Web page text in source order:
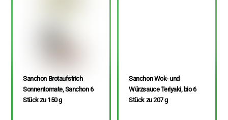
Sanchon Brotaufstrich
Sonnentomate, Sanchon 6
Stück zu 150 g
Sanchon Wok- und
Würzsauce Teriyaki, bio 6
Stück zu 207 g